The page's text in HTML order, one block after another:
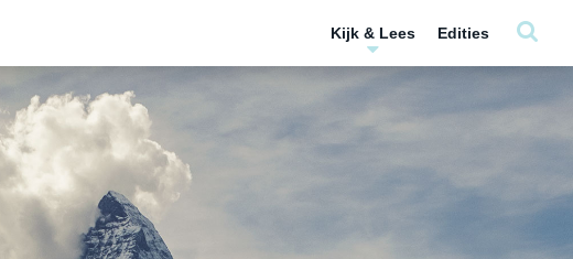
Kijk & Lees Edities